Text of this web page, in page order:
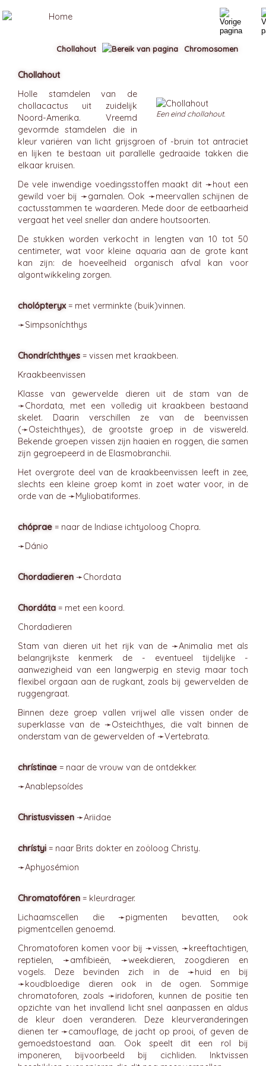
Chollahout
Een eind chollahout.
Holle stamdelen van de
chollacactus uit zuidelijk
Noord-Amerika. Vreemd
gevormde stamdelen die in
kleur variëren van licht grijsgroen of -bruin tot antraciet
en lijken te bestaan uit parallelle gedraaide takken die
elkaar kruisen.
De vele inwendige voedingsstoffen maakt dit ➛hout een
gewild voer bij ➛garnalen. Ook ➛meervallen schijnen de
cactusstammen te waarderen. Mede door de eetbaarheid
vergaat het veel sneller dan andere houtsoorten.
De stukken worden verkocht in lengten van 10 tot 50
centimeter, wat voor kleine aquaria aan de grote kant
kan zijn: de hoeveelheid organisch afval kan voor
algontwikkeling zorgen.
cholópteryx= met verminkte (buik)vinnen.
➛Simpsoníchthys
Chondríchthyes = vissen met kraakbeen.
Kraakbeenvissen
Klasse van gewervelde dieren uit de stam van de
➛Chordata, met een volledig uit kraakbeen bestaand
skelet. Daarin verschillen ze van de beenvissen
(➛Osteichthyes), de grootste groep in de viswereld.
Bekende groepen vissen zijn haaien en roggen, die samen
zijn gegroepeerd in de Elasmobranchii.
Het overgrote deel van de kraakbeenvissen leeft in zee,
slechts een kleine groep komt in zoet water voor, in de
orde van de ➛Myliobatiformes.
chóprae = naar de Indiase ichtyoloog Chopra.
➛Dánio
Chordadieren ➛Chordata
Chordáta = met een koord.
Chordadieren
Stam van dieren uit het rijk van de ➛Animalia met als
belangrijkste kenmerk de - eventueel tijdelijke -
aanwezigheid van een langwerpig en stevig maar toch
flexibel orgaan aan de rugkant, zoals bij gewervelden de
ruggengraat.
Binnen deze groep vallen vrijwel alle vissen onder de
superklasse van de ➛Osteichthyes, die valt binnen de
onderstam van de gewervelden of ➛Vertebrata.
chrístinae = naar de vrouw van de ontdekker.
➛Anablepsoídes
Christusvissen ➛Ariidae
chrístyi = naar Brits dokter en zoöloog Christy.
➛Aphyosémion
Chromatofóren = kleurdrager.
Lichaamscellen die ➛pigmenten bevatten, ook
pigmentcellen genoemd.
Chromatoforen komen voor bij ➛vissen, ➛kreeftachtigen,
reptielen, ➛amfibieën, ➛weekdieren, zoogdieren en
vogels. Deze bevinden zich in de ➛huid en bij
➛koudbloedige dieren ook in de ogen. Sommige
chromatoforen, zoals ➛iridoforen, kunnen de positie ten
opzichte van het invallend licht snel aanpassen en aldus
de kleur doen veranderen. Deze kleurveranderingen
dienen ter ➛camouflage, de jacht op prooi, of geven de
gemoedstoestand aan. Ook speelt dit een rol bij
imponeren, bijvoorbeeld bij cichliden. Inktvissen
Chollahout Chromosomen